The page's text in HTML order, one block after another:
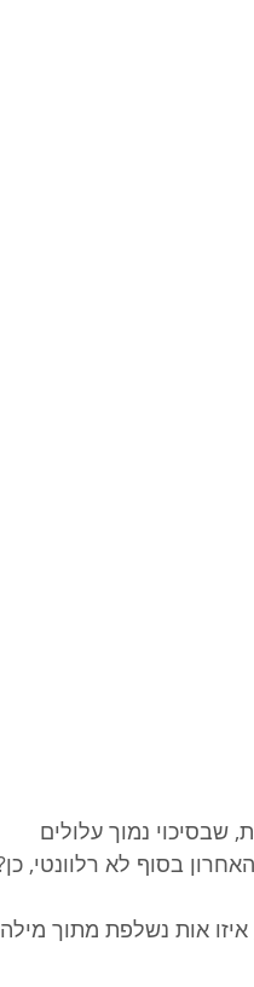
שבסיכוי נמוך עלולים
איזו אות נשלפת מתוך מילה